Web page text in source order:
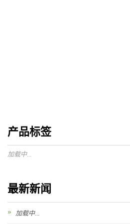
产品标签
加载中...
最新新闻
加载中...